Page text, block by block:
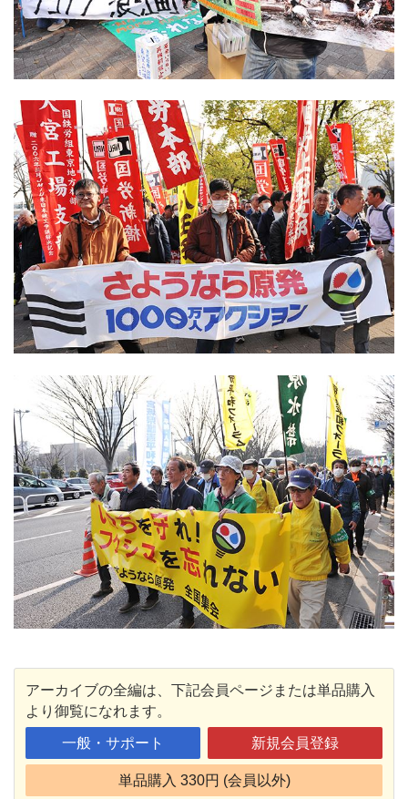
アーカイブの全編は、下記会員ページまたは単品購入
より御覧になれます。
一般・サポート 新規会員登録
単品購入 330円 (会員以外)